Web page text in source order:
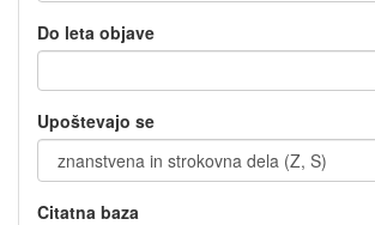
Do leta objave
Upoštevajo se
Citatna baza